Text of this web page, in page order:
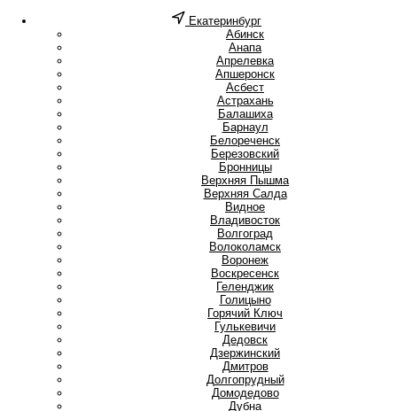
Екатеринбург
Абинск
Анапа
Апрелевка
Апшеронск
Асбест
Астрахань
Балашиха
Барнаул
Белореченск
Березовский
Бронницы
Верхняя Пышма
Верхняя Салда
Видное
Владивосток
Волгоград
Волоколамск
Воронеж
Воскресенск
Геленджик
Голицыно
Горячий Ключ
Гулькевичи
Дедовск
Дзержинский
Дмитров
Долгопрудный
Домодедово
Дубна